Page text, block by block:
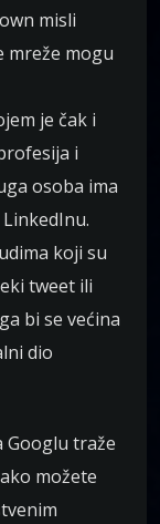
misli
mreže mogu
je čak i
i
osoba ima
koji su
tweet ili
bi se većina
dio
Googlu traže
možete